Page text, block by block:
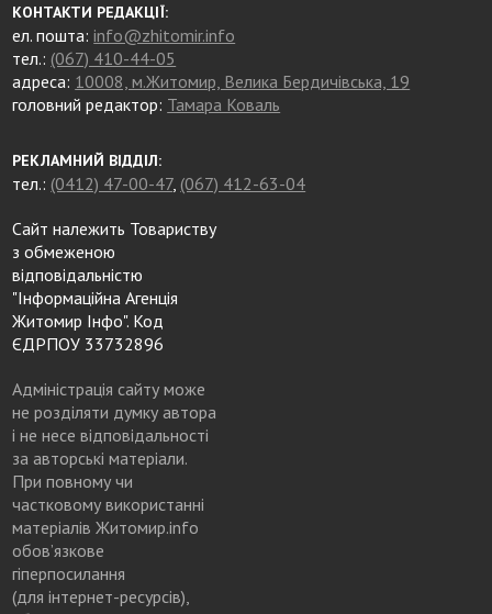
КОНТАКТИ РЕДАКЦІЇ:
ел. пошта:info@zhitomir.info
тел.: (067) 410-44-05
адреса: 10008, м.Житомир, Велика Бердичівська, 19
головний редактор: Тамара Коваль
РЕКЛАМНИЙ ВІДДІЛ:
тел.: (0412) 47-00-47, (067) 412-63-04
Сайт належить Товариству
з обмеженою
відповідальністю
"Інформаційна Агенція
Житомир Інфо". Код
ЄДРПОУ 33732896
Адміністрація сайту може
не розділяти думку автора
і не несе відповідальності
за авторські матеріали.
При повному чи
частковому використанні
матеріалів Житомир.info
обов’язкове
гіперпосилання
(для інтернет-ресурсів),